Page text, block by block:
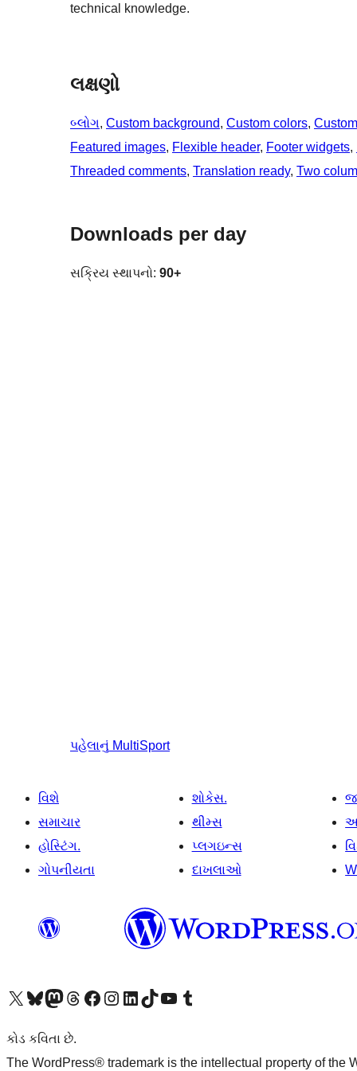
technical knowledge.
લક્ષણો
બ્લોગ, Custom background, Custom colors,
Featured images, Flexible header, Footer widgets,
Threaded comments, Translation ready, Two
Downloads per day
સક્રિય સ્થાપનો: 90+
પહેલાનું MultiSport
વિશે
સમાચાર
હોસ્ટિંગ.
ગોપનીયતા
શોકેસ.
થીમ્સ
પ્લગઇન્સ
દાખલાઓ
અમારા X (અગાઉ ટ્વિટર) એકાઉન્ટની મુલાકાત લોઅમારા Bluesky એકાઉન્ટની મુલાકાત લોઅમારા માસ્ટોડોન એકાઉન્ટની મુલાકાત લોઅમારા Threads એકાઉન્ટની મુલાકાત લો અમારા ફેસબુક પેજની મુલાકાત લોઅમારા ઇન્સ્ટાગ્રામ એકાઉન્ટની મુલાકાત લો અમારા LinkedIn એકાઉન્ટની મુલાકાત લોઅમારા TikTok એકાઉન્ટની મુલાકાત લોઅમારી YouTube ચેનલની મુલાકાત લો અમારા Tumblr એકાઉન્ટની મુલાકાત લો
કોડ કવિતા છે.
The WordPress® trademark is the intellectual property of the